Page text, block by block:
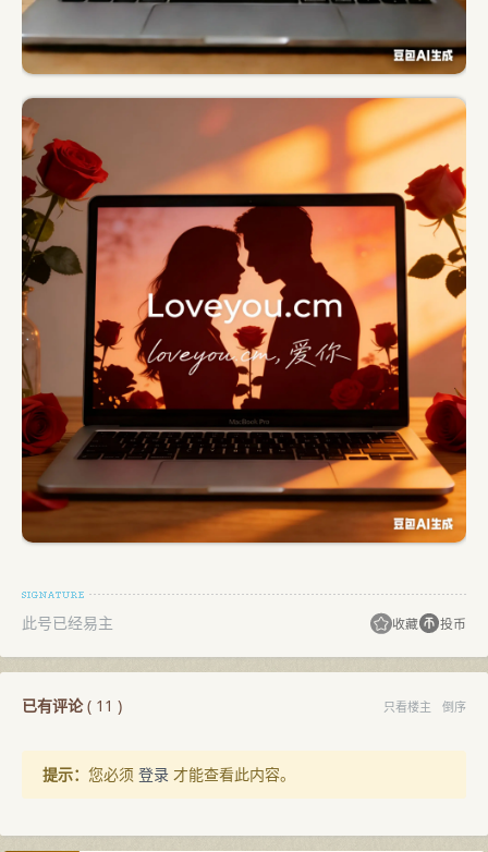
此号已经易主 收藏 投币
已有评论( 11 ) 只看楼主 倒序
提示： 您必须 登录 才能查看此内容。